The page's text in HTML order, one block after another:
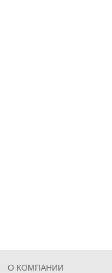
О КОМПАНИИ